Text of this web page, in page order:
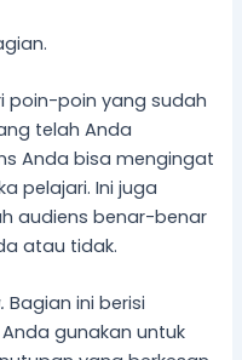
poin-poin yang sudah
telah Anda
Anda bisa mengingat
pelajari. Ini juga
audiens benar-benar
atau tidak.
Bagian ini berisi
gunakan untuk